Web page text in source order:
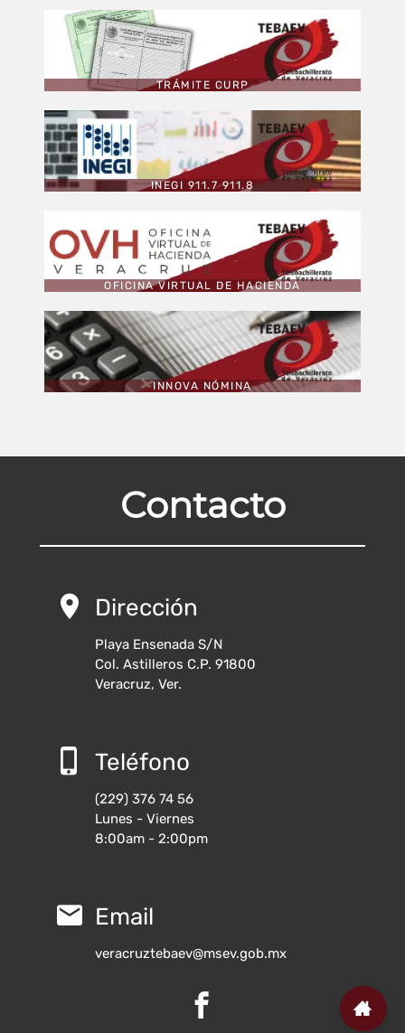
TRÁMITE CURP
INEGI 911.7 911.8
OFICINA VIRTUAL DE HACIENDA
INNOVA NÓMINA
Contacto
Dirección
Playa Ensenada S/N
Col. Astilleros C.P. 91800
Veracruz, Ver.
Teléfono
(229) 376 74 56
Lunes - Viernes
8:00am - 2:00pm
Email
veracruztebaev@msev.gob.mx